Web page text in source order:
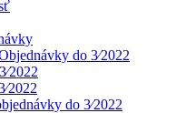
do 3⁄2022
do 3⁄2022